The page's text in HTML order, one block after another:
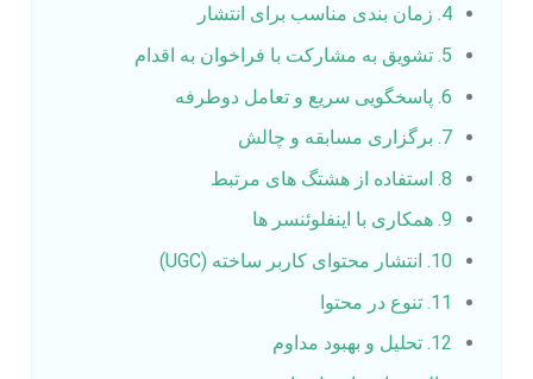
4. زمان‌ بندی مناسب برای انتشار
5. تشویق به مشارکت با فراخوان به اقدام
6. پاسخگویی سریع و تعامل دوطرفه
7. برگزاری مسابقه و چالش
8. استفاده از هشتگ‌ های مرتبط
9. همکاری با اینفلوئنسر ها
10. انتشار محتوای کاربر ساخته (UGC)
11. تنوع در محتوا
12. تحلیل و بهبود مداوم